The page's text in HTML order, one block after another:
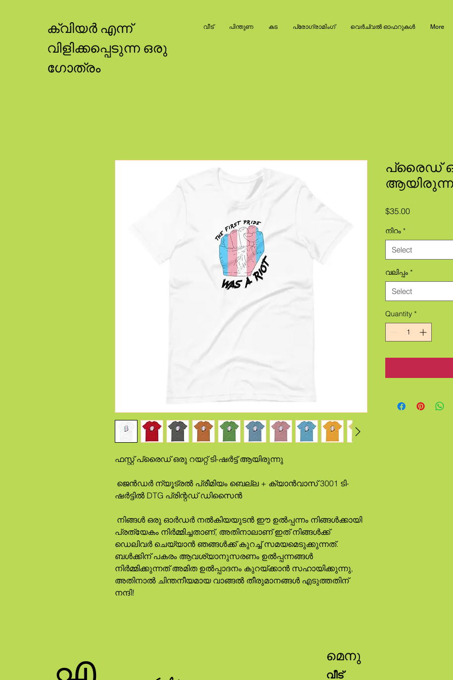
ക്വിയർ എന്ന്
വിളിക്കപ്പെടുന്ന ഒരു
ഗോത്രം
വീട് പിന്തുണ കട പ്രോഗ്രാമിംഗ് വെർച്വൽ ഓഫറുകൾ More
ഫസ്റ്റ് പ്രൈഡ് ഒരു റയറ്റ് ടി-ഷർട്ട് ആയിരുന്നു
ഷർട്ടിൽ DTG പ്രിന്റഡ് ഡിസൈൻ
പ്രത്യേകം നിർമ്മിച്ചതാണ്, അതിനാലാണ് ഇത് നിങ്ങൾക്ക്
ഡെലിവർ ചെയ്യാൻ ഞങ്ങൾക്ക് കുറച്ച് സമയമെടുക്കുന്നത്.
ബൾക്കിന് പകരം ആവശ്യാനുസരണം ഉൽപ്പന്നങ്ങൾ
നിർമ്മിക്കുന്നത് അമിത ഉൽപ്പാദനം കുറയ്ക്കാൻ സഹായിക്കുന്നു,
അതിനാൽ ചിന്തനീയമായ വാങ്ങൽ തീരുമാനങ്ങൾ എടുത്തതിന്
നന്ദി!
പ്രൈഡ് ഒരു
$35.00Price
നിറം *
Select
വലിപ്പം *
Select
Quantity *
എ മെനു
വീട്